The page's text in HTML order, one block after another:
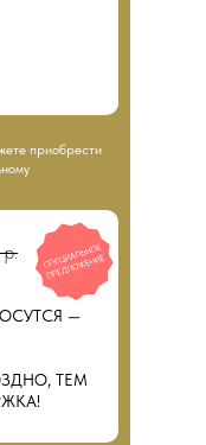
—
ТЕМ
приобрести